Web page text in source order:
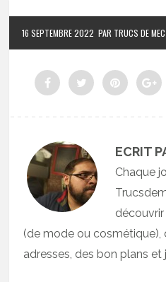
16 SEPTEMBRE 2022 PAR TRUCS DE MEC
ECRIT
Chaque
(de mode ou cosmétique),
adresses, des bon plans et